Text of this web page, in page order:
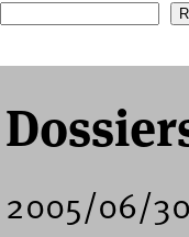
Formulaire
2005/06/